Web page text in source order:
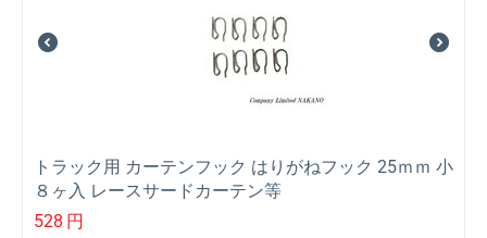
トラック用 カーテンフック はりがねフック 25ｍｍ 小
８ヶ入 レースサードカーテン等
528 円